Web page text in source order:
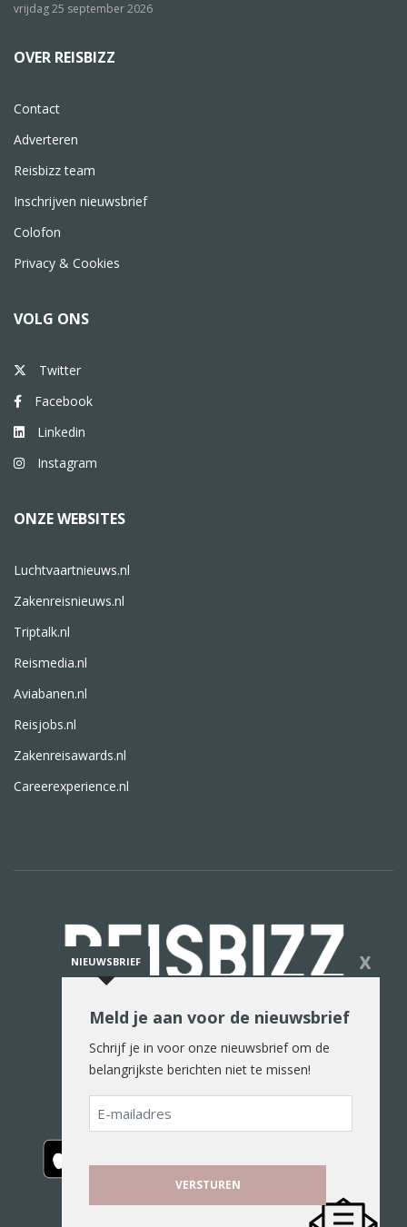
vrijdag 25 september 2026
OVER REISBIZZ
Contact
Adverteren
Reisbizz team
Inschrijven nieuwsbrief
Colofon
Privacy & Cookies
VOLG ONS
Twitter
Facebook
Linkedin
Instagram
ONZE WEBSITES
Luchtvaartnieuws.nl
Zakenreisnieuws.nl
Triptalk.nl
Reismedia.nl
Aviabanen.nl
Reisjobs.nl
Zakenreisawards.nl
Careerexperience.nl
De reiswereld in woord en beeld
NIEUWSBRIEF X
Meld je aan voor de nieuwsbrief
Schrijf je in voor onze nieuwsbrief om de
belangrijkste berichten niet te missen!
E-
mailadres